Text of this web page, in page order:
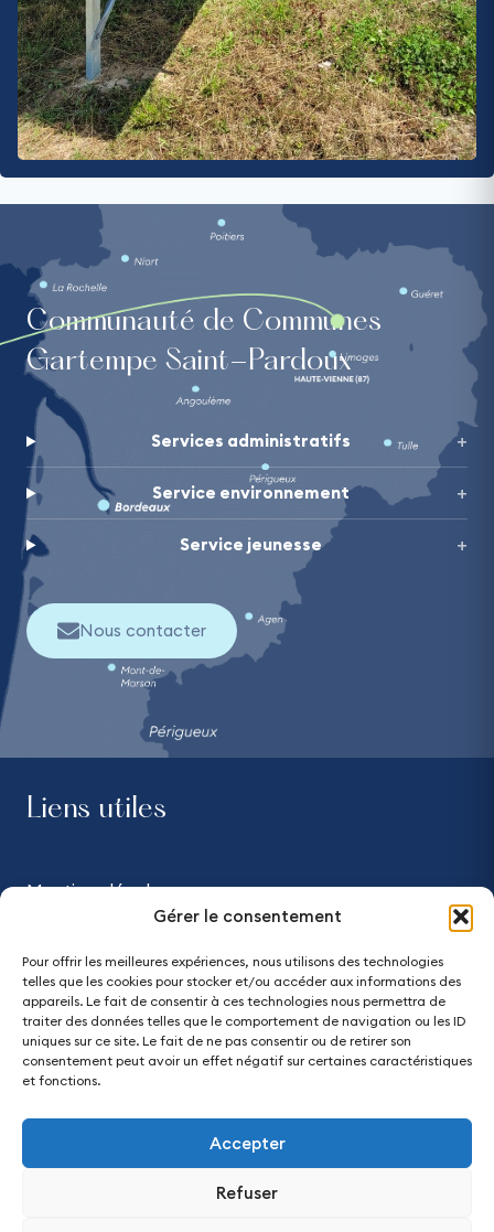
Gérer le consentement
Pour offrir les meilleures expériences, nous utilisons des technologies
telles que les cookies pour stocker et/ou accéder aux informations des
appareils. Le fait de consentir à ces technologies nous permettra de
traiter des données telles que le comportement de navigation ou les ID
uniques sur ce site. Le fait de ne pas consentir ou de retirer son
consentement peut avoir un effet négatif sur certaines caractéristiques
et fonctions.
Accepter
Refuser
Communauté de Communes
Gartempe Saint-Pardoux
Services administratifs
Service environnement
Service jeunesse
Nous contacter
Liens utiles
Mentions légales
Accessibilité - partiellement conforme
Plan du site